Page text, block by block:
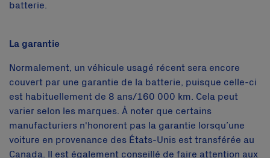
batterie.
La garantie
Normalement, un véhicule usagé récent sera encore
couvert par une garantie de la batterie, puisque celle-ci
est habituellement de 8 ans/160 000 km. Cela peut
varier selon les marques. À noter que certains
manufacturiers n'honorent pas la garantie lorsqu’une
voiture en provenance des États-Unis est transférée au
Canada. Il est également conseillé de faire attention aux